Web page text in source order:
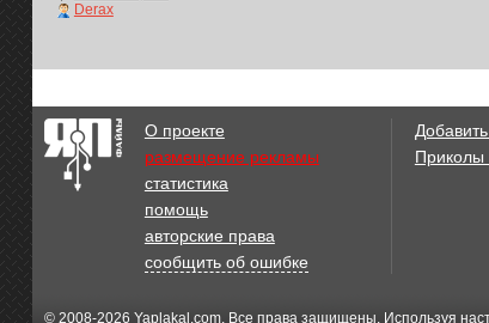
Derax
О проекте
размещение рекламы
статистика
помощь
авторские права
сообщить об ошибке
Приколы
© 2008-2026 Yaplakal.com. Все права защищены. Используя